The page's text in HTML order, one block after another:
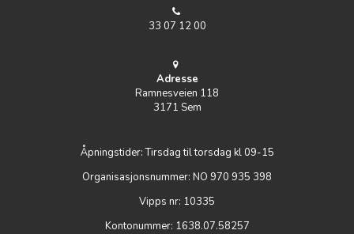
33 07 12 00
Adresse
Ramnesveien 118
3171 Sem
Åpningstider: Tirsdag til torsdag kl 09-15
Organisasjonsnummer: NO 970 935 398
Vipps nr: 10335
Kontonummer: 1638.07.58257